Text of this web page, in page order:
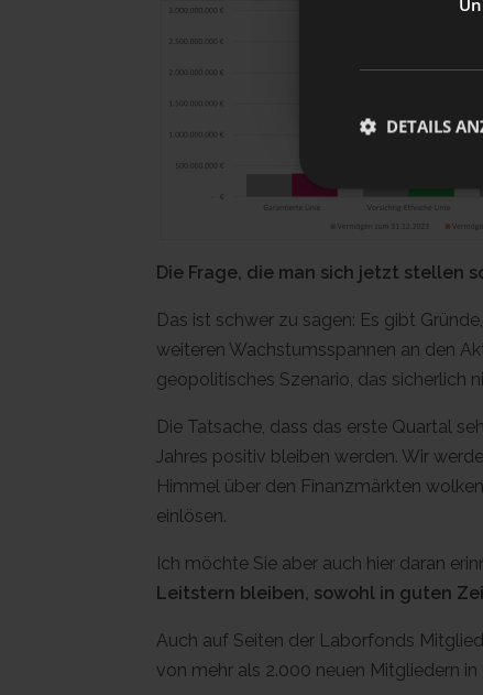
Die Frage, die man sich jetzt stellen
Das ist schwer zu sagen: Es gibt
weiteren Wachstumsspannen an den
geopolitisches Szenario, das sicherlich
Die Tatsache, dass das erste Quartal
Jahres positiv bleiben werden. Wir
Himmel über den Finanzmärkten
einlösen.
Ich möchte Sie aber auch hier daran
Leitstern bleiben, sowohl in guten
Auch auf Seiten der Laborfonds
von mehr als 2.000 neuen Mitgliedern
Ab dem 1. Juli
Privatwirtschaft
👉Klicken Sie
DETAILS